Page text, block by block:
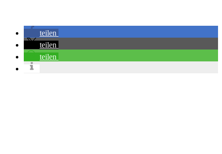
teilen
teilen
teilen